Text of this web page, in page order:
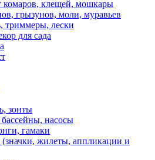
комаров, клещей, мошкары
грызунов, моли, муравьев
триммеры, лески
для сада
зонты
насосы
гамаки
(значки, жилеты, аппликации и